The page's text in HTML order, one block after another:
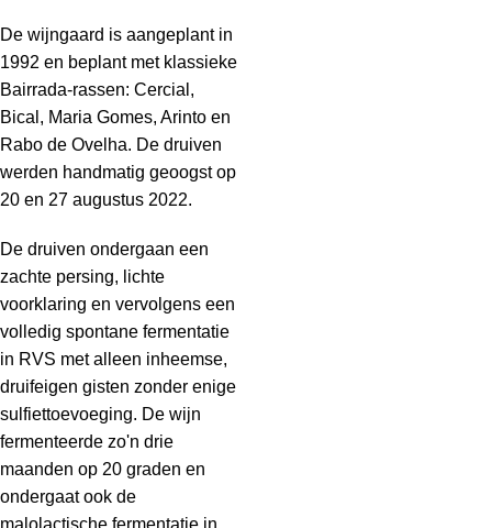
De wijngaard is aangeplant in
1992 en beplant met klassieke
Bairrada-rassen: Cercial,
Bical, Maria Gomes, Arinto en
Rabo de Ovelha. De druiven
werden handmatig geoogst op
20 en 27 augustus 2022.
De druiven ondergaan een
zachte persing, lichte
voorklaring en vervolgens een
volledig spontane fermentatie
in RVS met alleen inheemse,
druifeigen gisten zonder enige
sulfiettoevoeging. De wijn
fermenteerde zo'n drie
maanden op 20 graden en
ondergaat ook de
malolactische fermentatie in